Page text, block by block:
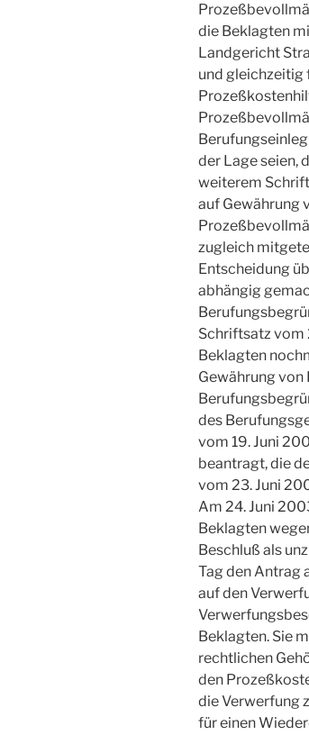
die Beklagten
Landgericht
und gleichzeitig
der Lage seien,
weiterem
auf Gewährung
zugleich
Entscheidung
abhängig
Schriftsatz vom
Beklagten
Gewährung
des
vom 19. Juni
beantragt, die
vom 23. Juni
Am 24. Juni
Beklagten
Beschluß als
Tag den Antrag
auf den
Beklagten. Sie
rechtlichen
den
die Verwerfung
für einen